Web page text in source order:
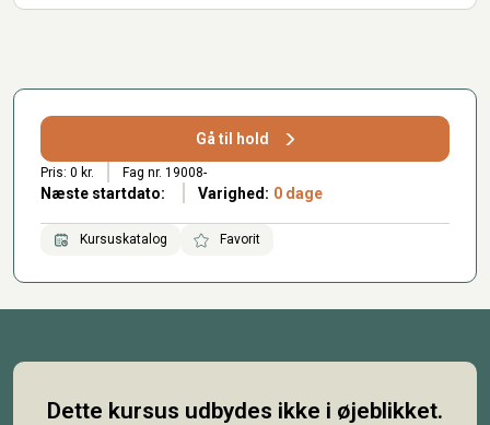
Gå til hold
Pris: 0 kr. Fag nr. 19008-
Næste startdato: Varighed: 0 dage
Kursuskatalog Favorit
Dette kursus udbydes ikke i øjeblikket.